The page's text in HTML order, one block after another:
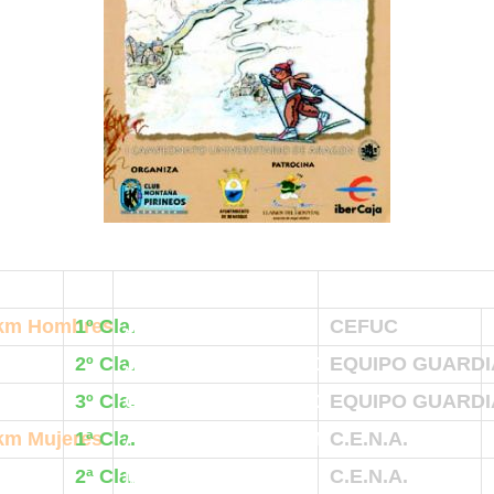
Hombres
1º Cla.JOSEP GIRO CEFUC
2º Cla.J. RAMON NAVARRO EQUIPO
3º Cla.GERARDO CLAVERO EQUIPO
Mujeres1ª Cla.ANNA SERRA SALAMEC.E.N.A.
2ª Cla.MARTA FOLCH C.E.N.A.